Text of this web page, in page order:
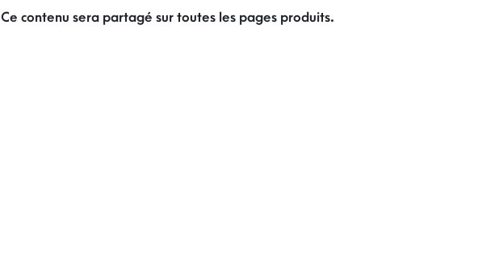
Ce contenu sera partagé sur toutes les pages produits.